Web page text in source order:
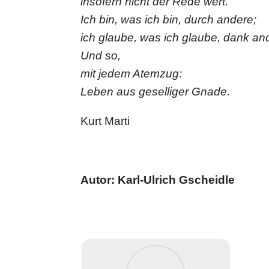
Ich bin, was ich bin, durch andere;
ich glaube, was ich glaube, dank
Und so,
mit jedem Atemzug:
Leben aus gesel­li­ger Gnade.
Kurt Marti
Autor: Karl-Ulrich Gscheidle